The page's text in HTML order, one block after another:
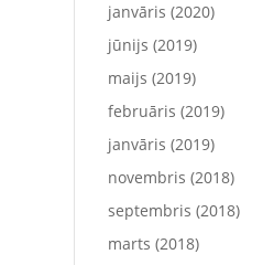
janvāris (2020)
jūnijs (2019)
maijs (2019)
februāris (2019)
janvāris (2019)
novembris (2018)
septembris (2018)
marts (2018)